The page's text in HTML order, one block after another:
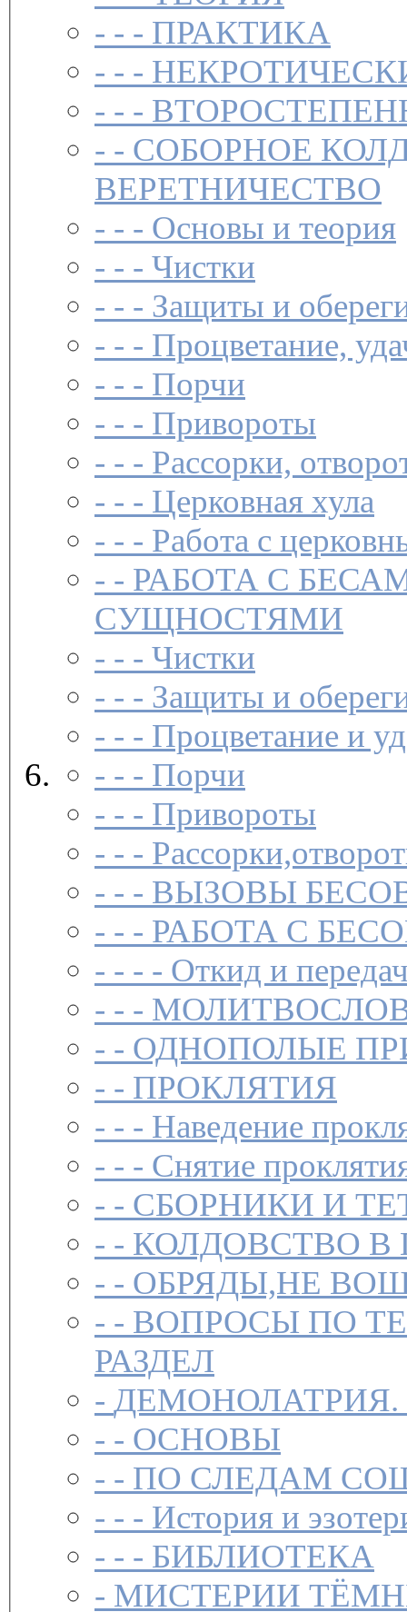
- - - ПРАКТИКА
- - -
- - -
- - СОБОРНОЕ
ВЕРЕТНИЧЕСТВО
- - - Основы и теория
- - - Чистки­
- - - Защиты и
- - - Процветание,
- - - Порчи
- - - Привороты
- - - Рассорки,
- - - Церковная хула
- - - Работа с
- - РАБОТА С
СУЩНОСТЯМИ
- - - Чистки­
- - - Защиты и
- - - Процветание и
- - - Порчи
- - - Привороты
- - -
- - - ВЫЗОВЫ
- - - РАБОТА С
- - - - Откид и
- - -
- - ОДНОПОЛЫЕ
- - ПРОКЛЯТИЯ
- - - Наведение
- - - Снятие
- - СБОРНИКИ И
- - КОЛДОВСТВО В
- - ОБРЯДЫ,НЕ
- - ВОПРОСЫ ПО
РАЗДЕЛ
-
- - ОСНОВЫ
- - ПО СЛЕДАМ
- - - История и
- - - БИБЛИОТЕКА
- МИСТЕРИИ